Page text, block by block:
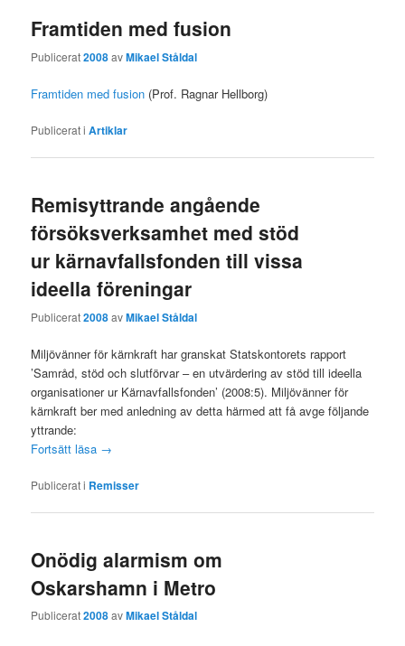
Framtiden med fusion
Publicerat2008avMikael Ståldal
Framtiden med fusion (Prof. Ragnar Hellborg)
Publicerat i Artiklar
Remisyttrande angående
försöksverksamhet med stöd
ur kärnavfallsfonden till vissa
ideella föreningar
Publicerat2008avMikael Ståldal
Miljövänner för kärnkraft har granskat Statskontorets rapport
’Samråd, stöd och slutförvar – en utvärdering av stöd till ideella
organisationer ur Kärnavfallsfonden’ (2008:5). Miljövänner för
kärnkraft ber med anledning av detta härmed att få avge följande
yttrande:
Fortsätt läsa →
Publicerat i Remisser
Onödig alarmism om
Oskarshamn i Metro
Publicerat2008avMikael Ståldal